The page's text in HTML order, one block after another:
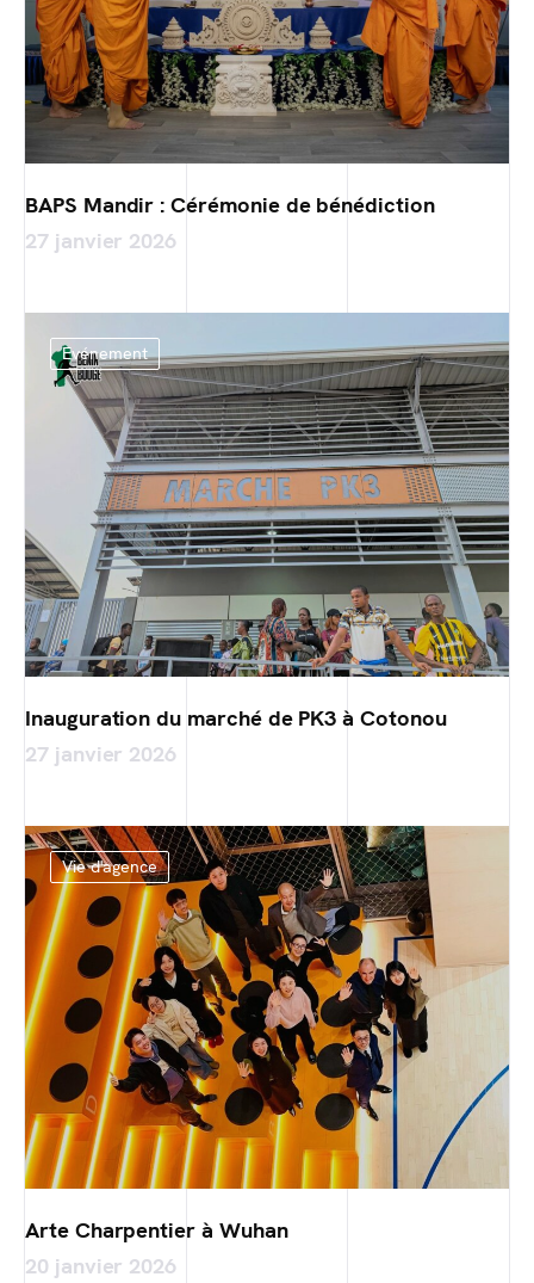
BAPS Mandir : Cérémonie de bénédiction
27 janvier 2026
Evénement
Inauguration du marché de PK3 à Cotonou
27 janvier 2026
Vie d'agence
Arte Charpentier à Wuhan
20 janvier 2026